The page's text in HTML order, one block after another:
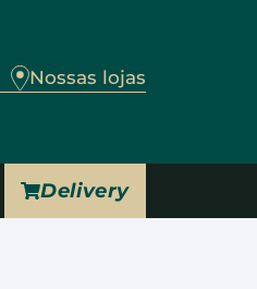
Nossas lojas
Delivery